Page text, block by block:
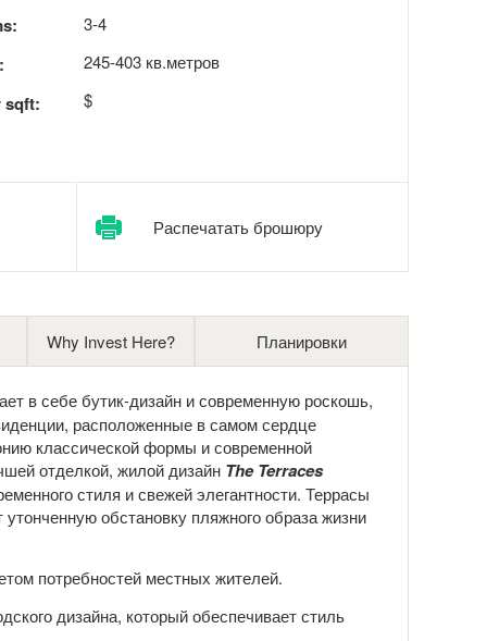
sqft:
3-4
245-403 кв.метров
$
Распечатать брошюру
Why Invest Here? Планировки
в себе бутик-дизайн и современную роскошь,
расположенные в самом сердце
классической формы и современной
отделкой, жилой дизайн The Terraces
стиля и свежей элегантности. Террасы
обстановку пляжного образа жизни
потребностей местных жителей.
дизайна, который обеспечивает стиль